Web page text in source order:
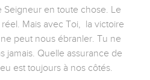
Seigneur en toute chose. Le
Mais avec Toi,  la victoire
peut nous ébranler. Tu ne
jamais. Quelle assurance de
est toujours à nos côtés.